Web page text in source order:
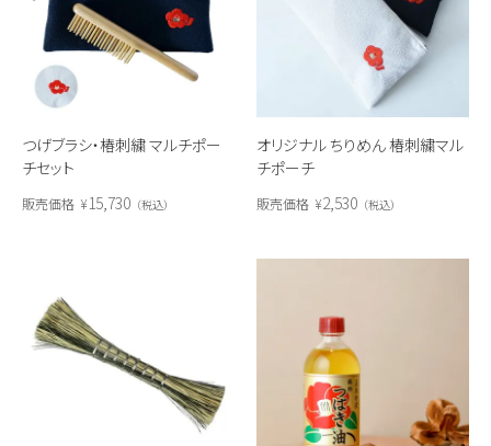
つげブラシ・椿刺繍 マルチポー
チセット
販売価格 ¥15,730 税込
オリジナル ちりめん 椿刺繍マル
チポーチ
販売価格 ¥2,530 税込